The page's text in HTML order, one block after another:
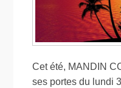
Cet été, MANDIN
ses portes du lundi